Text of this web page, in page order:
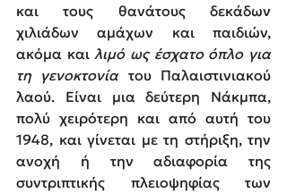
και τους θανάτους δεκάδων
χιλιάδων αμάχων και παιδιών,
ακόμα και λιμό ως έσχατο όπλο για
τη γενοκτονία του Παλαιστινιακού
λαού. Είναι μια δεύτερη Νάκμπα,
πολύ χειρότερη και από αυτή του
1948, και γίνεται με τη στήριξη, την
ανοχή ή την αδιαφορία της
συντριπτικής πλειοψηφίας των